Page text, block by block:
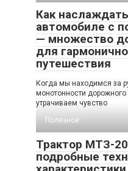
Как
автомобиле с
— множество
для
путешествия
Когда мы находимся за
монотонности
утрачиваем чувство
Полезное
Трактор МТЗ-
подробные